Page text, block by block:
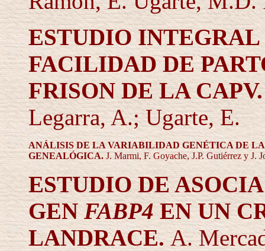
ESTUDIO
FACILIDAD DE
FRISON DE LA
Legarra, A.; Ugarte, E.
ANÁLISIS DE LA VARIABILIDAD GENÉTICA DE
GENEALÓGICA. J. Marmi, F. Goyache, J.P. Gutiérrez y J.
ESTUDIO DE
GENFABP4EN UN
LANDRACE.A.